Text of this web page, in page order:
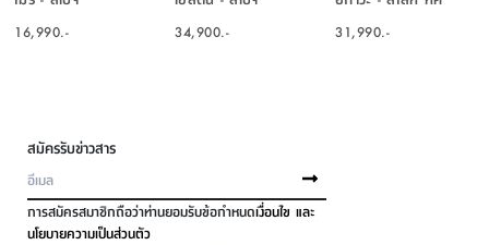
16,990.- 34,900.- 31,990.-
สมัครรับข่าวสาร
การสมัครสมาชิกถือว่าท่านยอมรับข้อกำหนดเงื่อนไข และ
นโยบายความเป็นส่วนตัว